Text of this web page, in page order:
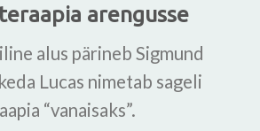
arengusse
alus pärineb Sigmund
Lucas nimetab sageli
“vanaisaks”.